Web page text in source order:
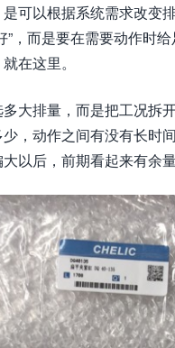
可以根据系统需求改变
”，而是要在需要动作时
在这里。
大排量，而是把工况拆
，动作之间有没有长时
以后，前期看起来有余